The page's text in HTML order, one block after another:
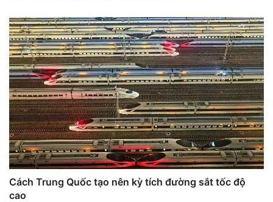
Cách Trung Quốc tạo nên kỳ tích đường sắt tốc độ
cao